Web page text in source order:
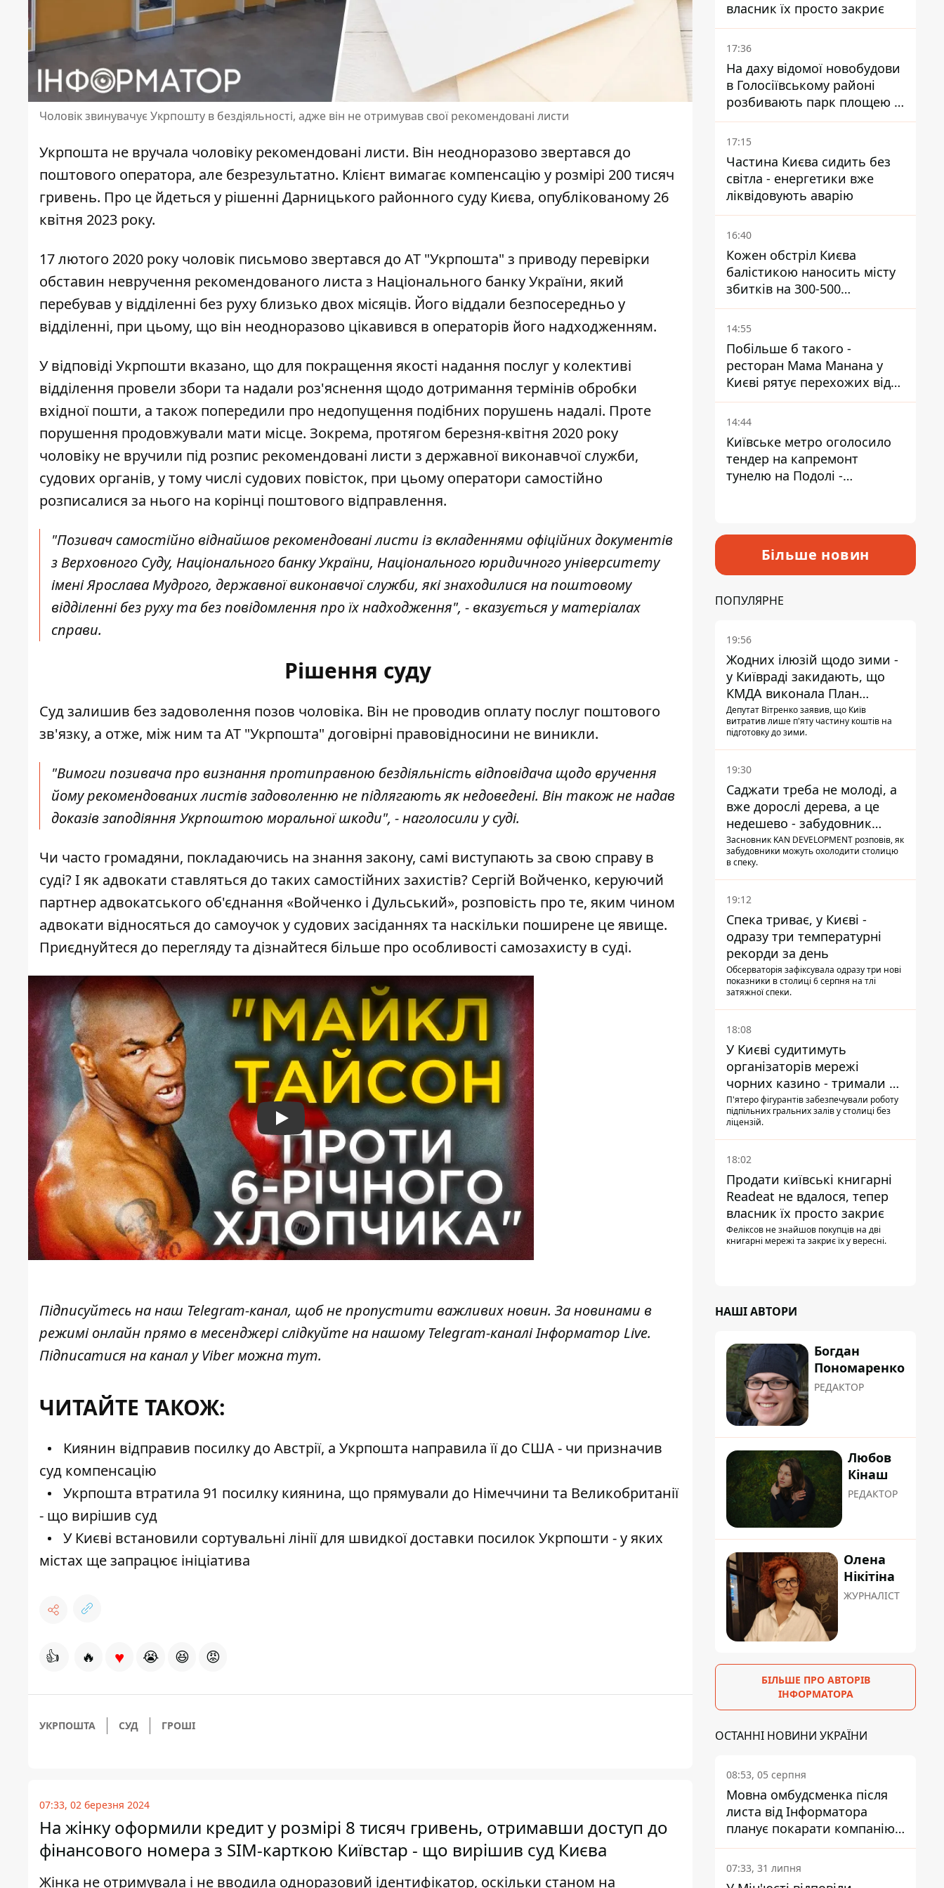
Чоловік звинувачує Укрпошту в бездіяльності, адже він не отримував свої рекомендовані листи
Укрпошта не вручала чоловіку рекомендовані листи. Він неодноразово звертався до
поштового оператора, але безрезультатно. Клієнт вимагає компенсацію у розмірі 200 тисяч
гривень. Про це йдеться у рішенні Дарницького районного суду Києва, опублікованому 26
квітня 2023 року.
17 лютого 2020 року чоловік письмово звертався до АТ "Укрпошта" з приводу перевірки
обставин невручення рекомендованого листа з Національного банку України, який
перебував у відділенні без руху близько двох місяців. Його віддали безпосередньо у
відділенні, при цьому, що він неодноразово цікавився в операторів його надходженням.
У відповіді Укрпошти вказано, що для покращення якості надання послуг у колективі
відділення провели збори та надали роз'яснення щодо дотримання термінів обробки
вхідної пошти, а також попередили про недопущення подібних порушень надалі. Проте
порушення продовжували мати місце. Зокрема, протягом березня-квітня 2020 року
чоловіку не вручили під розпис рекомендовані листи з державної виконавчої служби,
судових органів, у тому числі судових повісток, при цьому оператори самостійно
розписалися за нього на корінці поштового відправлення.
"Позивач самостійно віднайшов рекомендовані листи із вкладеннями офіційних документів
з Верховного Суду, Національного банку України, Національного юридичного університету
імені Ярослава Мудрого, державної виконавчої служби, які знаходилися на поштовому
відділенні без руху та без повідомлення про їх надходження", - вказується у матеріалах
справи.
Рішення суду
Суд залишив без задоволення позов чоловіка. Він не проводив оплату послуг поштового
зв'язку, а отже, між ним та АТ "Укрпошта" договірні правовідносини не виникли.
"Вимоги позивача про визнання протиправною бездіяльність відповідача щодо вручення
йому рекомендованих листів задоволенню не підлягають як недоведені. Він також не надав
доказів заподіяння Укрпоштою моральної шкоди", - наголосили у суді.
Чи часто громадяни, покладаючись на знання закону, самі виступають за свою справу в
суді? І як адвокати ставляться до таких самостійних захистів? Сергій Войченко, керуючий
партнер адвокатського об'єднання «Войченко і Дульський», розповість про те, яким чином
адвокати відносяться до самоучок у судових засіданнях та наскільки поширене це явище.
Приєднуйтеся до перегляду та дізнайтеся більше про особливості самозахисту в суді.
Play
Підписуйтесь на наш Telegram-канал, щоб не пропустити важливих новин. За новинами в
режимі онлайн прямо в месенджері слідкуйте на нашому Telegram-каналіІнформатор Live.
Підписатися на канал у Viber можнатут.
ЧИТАЙТЕ ТАКОЖ:
Киянин відправив посилку до Австрії, а Укрпошта направила її до США - чи призначив
суд компенсацію
Укрпошта втратила 91 посилку киянина, що прямували до Німеччини та Великобританії
- що вирішив суд
У Києві встановили сортувальні лінії для швидкої доставки посилок Укрпошти - у яких
містах ще запрацює ініціатива
👍 🔥 ♥ 😭 😆 😡
УКРПОШТА СУД ГРОШІ
07:33, 02 березня 2024
На жінку оформили кредит у розмірі 8 тисяч гривень, отримавши доступ до
фінансового номера з SIM-карткою Київстар - що вирішив суд Києва
Жінка не отримувала і не вводила одноразовий ідентифікатор, оскільки станом на
власник їх просто закриє
17:36
На даху відомої новобудови
в Голосіївському районі
розбивають парк площею в
гектар
17:15
Частина Києва сидить без
світла - енергетики вже
ліквідовують аварію
16:40
Кожен обстріл Києва
балістикою наносить місту
збитків на 300-500
мільйонів - Петро
Пантелеєв
14:55
Побільше б такого -
ресторан Мама Манана у
Києві рятує перехожих від
спеки
14:44
Київське метро оголосило
тендер на капремонт
тунелю на Подолі -
Більше новин
ПОПУЛЯРНЕ
19:56
Жодних ілюзій щодо зими -
у Київраді закидають, що
КМДА виконала План
стійкості на 20%
Депутат Вітренко заявив, що Київ
витратив лише п'яту частину коштів на
підготовку до зими.
19:30
Саджати треба не молоді, а
вже дорослі дерева, а це
недешево - забудовник
Ніконов
Засновник KAN DEVELOPMENT розповів, як
забудовники можуть охолодити столицю
в спеку.
19:12
Спека триває, у Києві -
одразу три температурні
рекорди за день
Обсерваторія зафіксувала одразу три нові
показники в столиці 6 серпня на тлі
затяжної спеки.
18:08
У Києві судитимуть
організаторів мережі
чорних казино - тримали 39
закладів
П'ятеро фігурантів забезпечували роботу
підпільних гральних залів у столиці без
ліцензій.
18:02
Продати київські книгарні
Readeat не вдалося, тепер
власник їх просто закриє
Феліксов не знайшов покупців на дві
книгарні мережі та закриє їх у вересні.
НАШІ АВТОРИ
Богдан
Пономаренко
РЕДАКТОР
Любов
Кінаш
РЕДАКТОР
Олена
Нікітіна
ЖУРНАЛІСТ
БІЛЬШЕ ПРО АВТОРІВ
ІНФОРМАТОРА
ОСТАННІ НОВИНИ УКРАЇНИ
08:53, 05 серпня
Мовна омбудсменка після
листа від Інформатора
планує покарати компанію-
підрядника ПриватБанку
07:33, 31 липня